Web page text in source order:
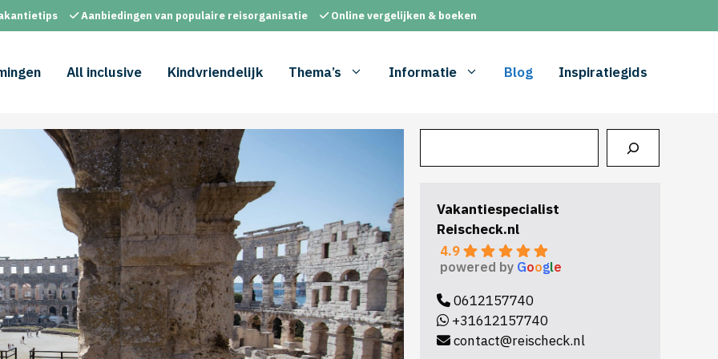
Aanbiedingen van populaire reisorganisatie Online vergelijken & boeken
All inclusive Kindvriendelijk Thema’s Informatie Blog Inspiratiegids
Vakantiespecialist
Reischeck.nl
4.9
powered by Google
0612157740
+31612157740
contact@reischeck.nl